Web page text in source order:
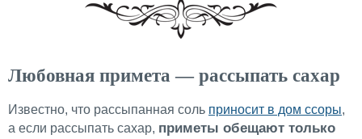
Любовная примета — рассыпать сахар
Известно, что рассыпанная соль приносит в дом ссоры,
а если рассыпать сахар, приметы обещают только